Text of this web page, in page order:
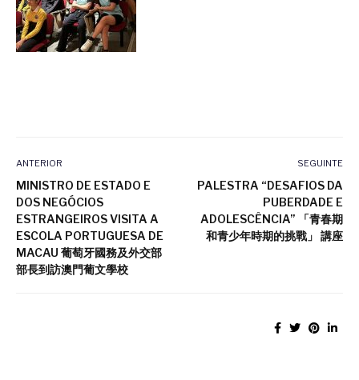
ANTERIOR
MINISTRO DE ESTADO E
DOS NEGÓCIOS
ESTRANGEIROS VISITA A
ESCOLA PORTUGUESA DE
MACAU 葡萄牙國務及外交部
部長到訪澳門葡文學校
SEGUINTE
PALESTRA “DESAFIOS DA
PUBERDADE E
ADOLESCÊNCIA” 「青春期
和青少年時期的挑戰」 講座